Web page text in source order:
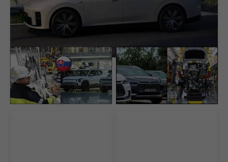
Slovensko sa stáva
elektromobilovou
veľmocou. Pomáha nám
gigant, ktorého sa EÚ
snaží zastaviť
Čína úplne ovládla
autopriemysel. Tri
známe značky porazili
slávne svetové mená